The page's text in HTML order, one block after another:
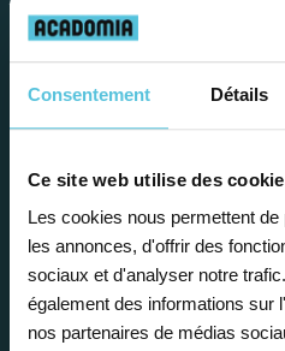
Consentement Détails
Ce site web utilise des
Les cookies nous permettent
les annonces, d'offrir des
sociaux et d'analyser notre
également des informations sur
nos partenaires de médias
Étape 1
Je vous